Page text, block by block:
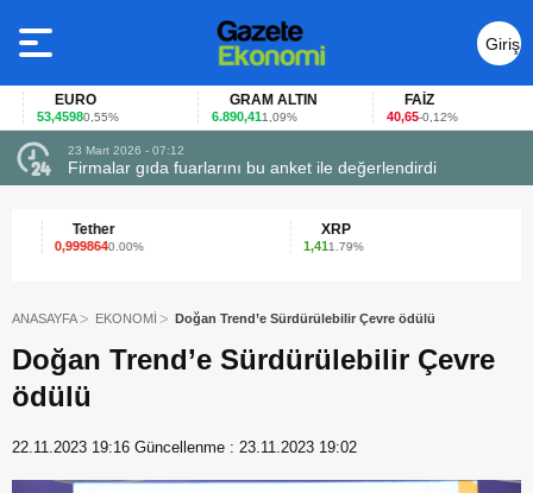
Giriş
Yap
EURO
53,45980,55%
GRAM ALTIN
6.890,411,09%
FAİZ
40,65-0,12%
23 Mart 2026 - 07:12
Firmalar gıda fuarlarını bu anket ile değerlendirdi
Tether
0,9998640.00%
XRP
1,411.79%
ANASAYFA EKONOMİ Doğan Trend’e Sürdürülebilir Çevre ödülü
Doğan Trend’e Sürdürülebilir Çevre
ödülü
22.11.2023 19:16 Güncellenme : 23.11.2023 19:02